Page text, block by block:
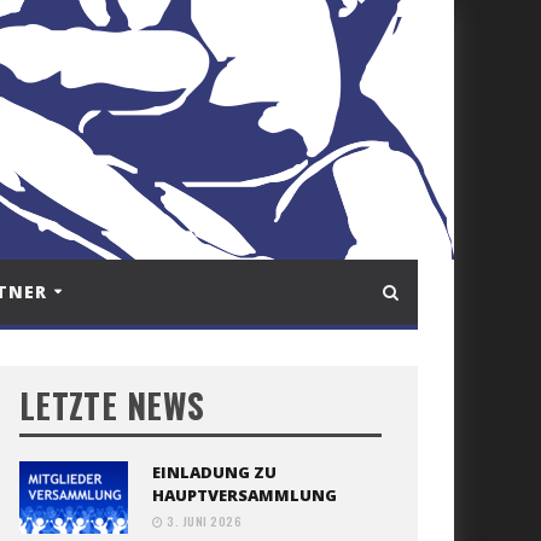
LETZTE NEWS
EINLADUNG ZU
HAUPTVERSAMMLUNG
3. JUNI 2026